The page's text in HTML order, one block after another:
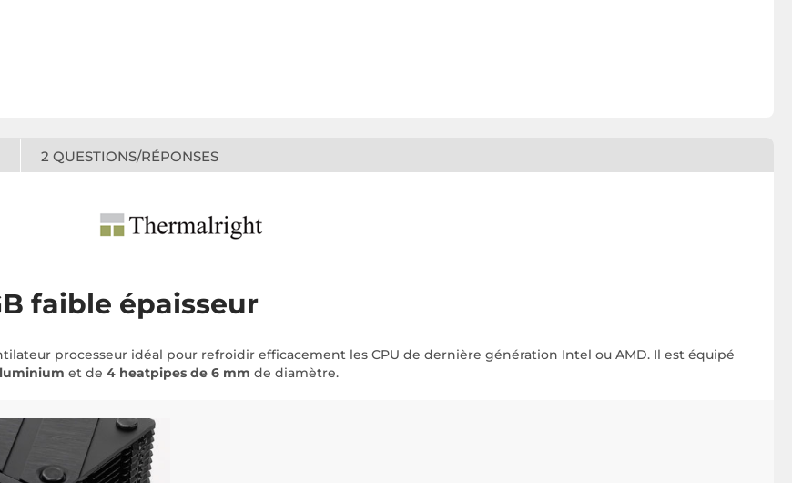
2 QUESTIONS/RÉPONSES
faible épaisseur
processeur idéal pour refroidir efficacement les CPU de dernière génération Intel ou AMD. Il est équipé
et de 4 heatpipes de 6 mm de diamètre.